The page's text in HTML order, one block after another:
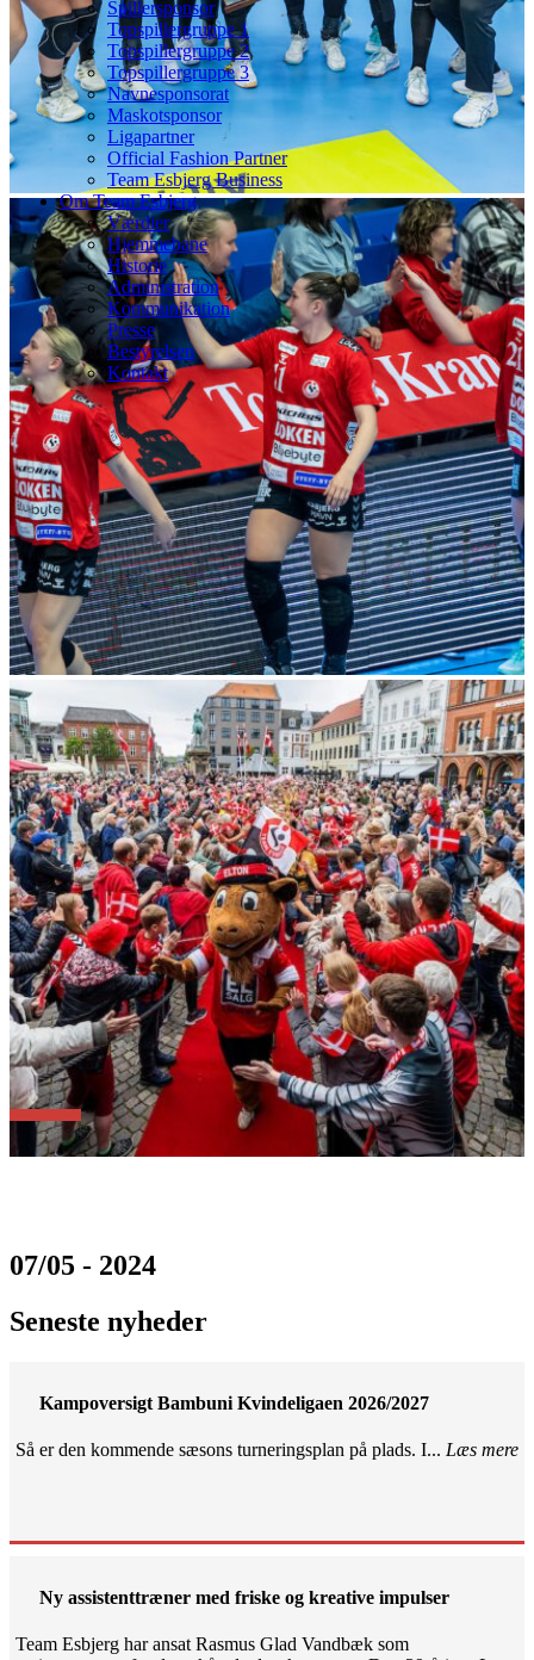
Spillersponsor
Topspillergruppe 1
Topspillergruppe 2
Topspillergruppe 3
Navnesponsorat
Maskotsponsor
Ligapartner
Official Fashion Partner
Team Esbjerg Business
Om Team Esbjerg
Værdier
Hjemmebane
Historie
Administration
Kommunikation
Presse
Bestyrelsen
Kontakt
07/05 - 2024
Seneste nyheder
Kampoversigt Bambuni Kvindeligaen 2026/2027
Så er den kommende sæsons turneringsplan på plads. I... Læs mere
Ny assistenttræner med friske og kreative impulser
Team Esbjerg har ansat Rasmus Glad Vandbæk som